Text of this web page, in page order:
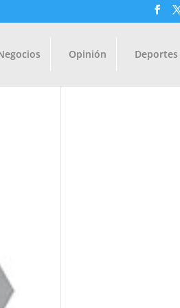
Opinión Deportes